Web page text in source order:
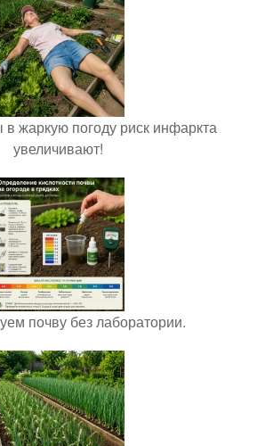
жаркую погоду риск инфаркта
увеличивают!
почву без лаборатории.